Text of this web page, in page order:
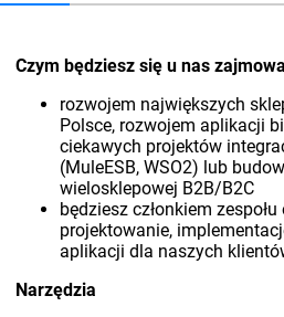
Czym będziesz się u nas
rozwojem największych
Polsce, rozwojem aplikacji
ciekawych projektów
(MuleESB, WSO2) lub
wielosklepowej B2B/B2C
będziesz członkiem
projektowanie,
aplikacji dla naszych
Narzędzia